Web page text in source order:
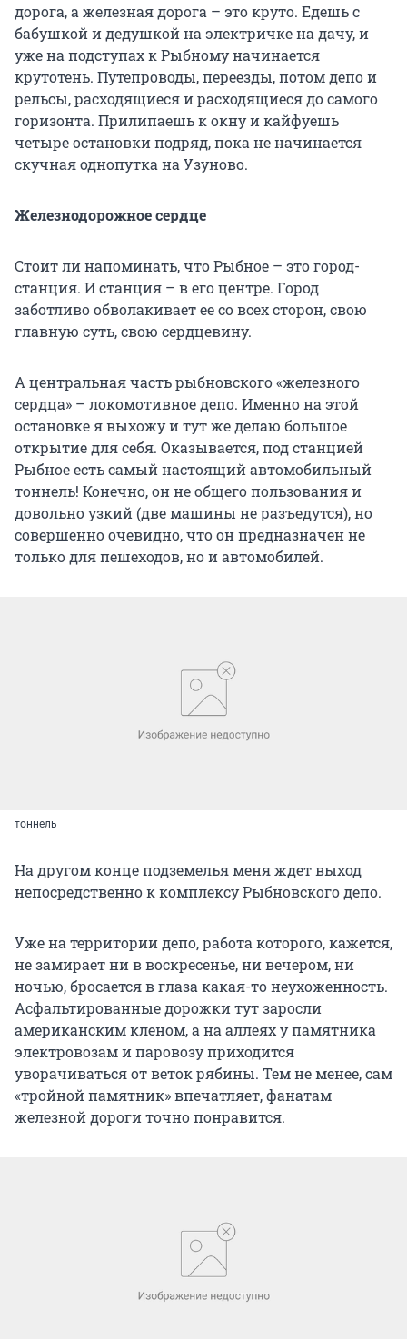
дорога, а железная дорога – это круто. Едешь с
бабушкой и дедушкой на электричке на дачу, и
уже на подступах к Рыбному начинается
крутотень. Путепроводы, переезды, потом депо и
рельсы, расходящиеся и расходящиеся до самого
горизонта. Прилипаешь к окну и кайфуешь
четыре остановки подряд, пока не начинается
скучная однопутка на Узуново.
Железнодорожное сердце
Стоит ли напоминать, что Рыбное – это город-
станция. И станция – в его центре. Город
заботливо обволакивает ее со всех сторон, свою
главную суть, свою сердцевину.
А центральная часть рыбновского «железного
сердца» – локомотивное депо. Именно на этой
остановке я выхожу и тут же делаю большое
открытие для себя. Оказывается, под станцией
Рыбное есть самый настоящий автомобильный
тоннель! Конечно, он не общего пользования и
довольно узкий (две машины не разъедутся), но
совершенно очевидно, что он предназначен не
только для пешеходов, но и автомобилей.
тоннель
На другом конце подземелья меня ждет выход
непосредственно к комплексу Рыбновского депо.
Уже на территории депо, работа которого, кажется,
не замирает ни в воскресенье, ни вечером, ни
ночью, бросается в глаза какая-то неухоженность.
Асфальтированные дорожки тут заросли
американским кленом, а на аллеях у памятника
электровозам и паровозу приходится
уворачиваться от веток рябины. Тем не менее, сам
«тройной памятник» впечатляет, фанатам
железной дороги точно понравится.